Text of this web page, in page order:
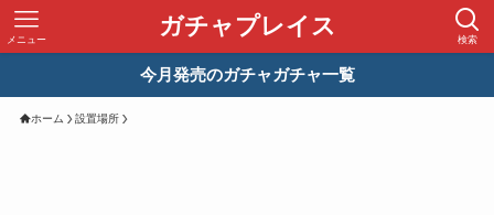
ガチャプレイス 検索
メニュー
今月発売のガチャガチャ一覧
ホーム 設置場所